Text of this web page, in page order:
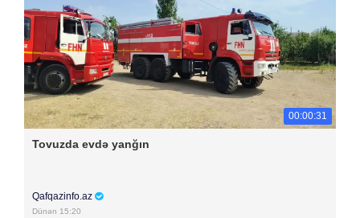
00:00:31
Tovuzda evdə yanğın
Qafqazinfo.az
Dünən 15:20